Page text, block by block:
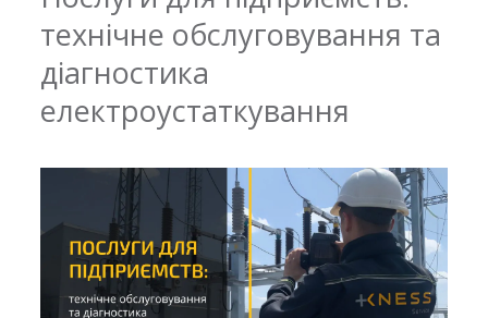
технічне обслуговування та
діагностика
електроустаткування